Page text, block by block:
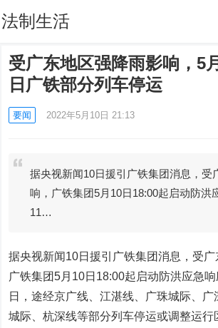
法制生活
受广东地区强降雨影响，5
日广铁部分列车停运
要闻 2022年5月10日 21:13
据央视新闻10日援引广铁集团消息，受
响，广铁集团5月10日18:00起启动防洪
11…
据央视新闻10日援引广铁集团消息，受广
广铁集团5月10日18:00起启动防洪应急
日，途经京广线、江湛线、广珠城际、广
城际、杭深线等部分列车停运或调整运行